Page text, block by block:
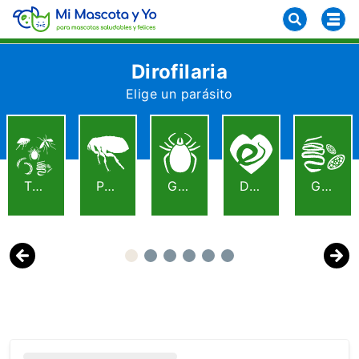
Dirofilaria
Elige un parásito
Previous
TODOS PULGAS GARRAPATAS DIROFILARIA GUSANOS
Next